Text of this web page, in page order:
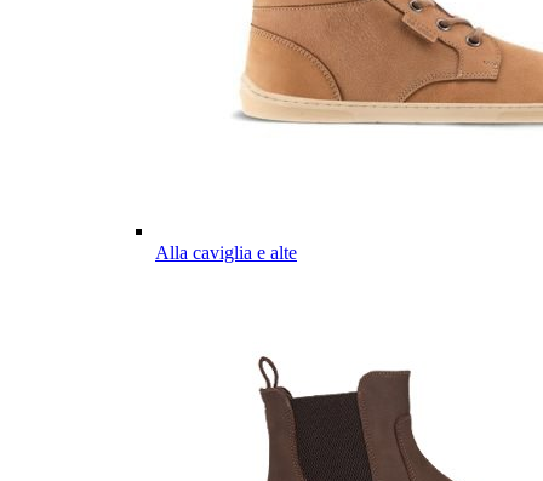
Alla caviglia e alte